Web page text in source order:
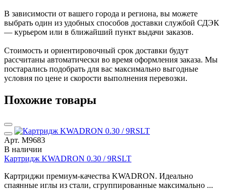
В зависимости от вашего города и региона, вы можете
выбрать один из удобных способов доставки службой СДЭК
— курьером или в ближайший пункт выдачи заказов.
Стоимость и ориентировочный срок доставки будут
рассчитаны автоматически во время оформления заказа. Мы
постарались подобрать для вас максимально выгодные
условия по цене и скорости выполнения перевозки.
Похожие товары
Арт. М9683
В наличии
Картридж KWADRON 0.30 / 9RSLT
Картриджи премиум-качества KWADRON. Идеально
спаянные иглы из стали, сгруппированные максимально ...